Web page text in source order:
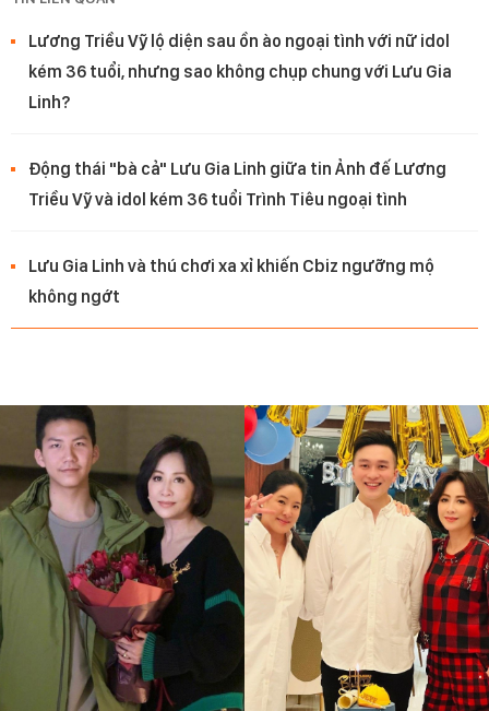
Lương Triều Vỹ lộ diện sau ồn ào ngoại tình với nữ idol
kém 36 tuổi, nhưng sao không chụp chung với Lưu Gia
Linh?
Động thái "bà cả" Lưu Gia Linh giữa tin Ảnh đế Lương
Triều Vỹ và idol kém 36 tuổi Trình Tiêu ngoại tình
Lưu Gia Linh và thú chơi xa xỉ khiến Cbiz ngưỡng mộ
không ngớt